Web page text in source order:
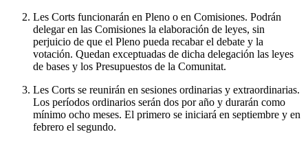
Les Corts funcionarán en Pleno o en Comisiones. Podrán
delegar en las Comisiones la elaboración de leyes, sin
perjuicio de que el Pleno pueda recabar el debate y la
votación. Quedan exceptuadas de dicha delegación las leyes
de bases y los Presupuestos de la Comunitat.
Les Corts se reunirán en sesiones ordinarias y extraordinarias.
Los períodos ordinarios serán dos por año y durarán como
mínimo ocho meses. El primero se iniciará en septiembre y en
febrero el segundo.